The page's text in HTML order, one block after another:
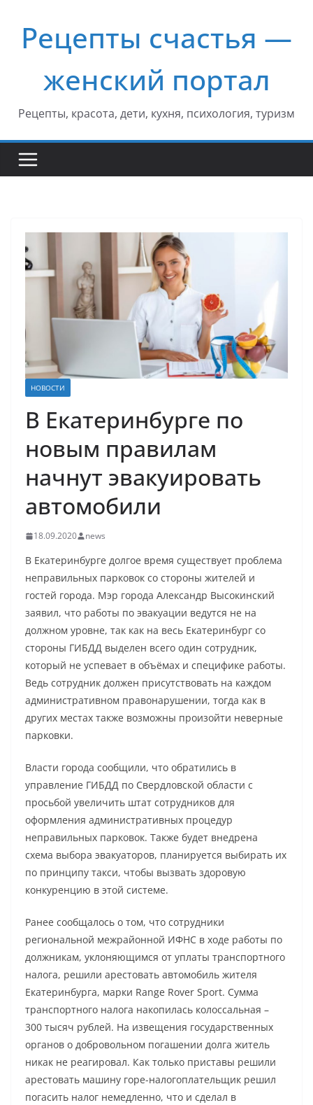
содержимому
Рецепты счастья —
женский портал
Рецепты, красота, дети, кухня, психология, туризм
НОВОСТИ
В Екатеринбурге по
новым правилам
начнут эвакуировать
автомобили
18.09.2020 news
В Екатеринбурге долгое время существует проблема
неправильных парковок со стороны жителей и
гостей города. Мэр города Александр Высокинский
заявил, что работы по эвакуации ведутся не на
должном уровне, так как на весь Екатеринбург со
стороны ГИБДД выделен всего один сотрудник,
который не успевает в объёмах и специфике работы.
Ведь сотрудник должен присутствовать на каждом
административном правонарушении, тогда как в
других местах также возможны произойти неверные
парковки.
Власти города сообщили, что обратились в
управление ГИБДД по Свердловской области с
просьбой увеличить штат сотрудников для
оформления административных процедур
неправильных парковок. Также будет внедрена
схема выбора эвакуаторов, планируется выбирать их
по принципу такси, чтобы вызвать здоровую
конкуренцию в этой системе.
Ранее сообщалось о том, что сотрудники
региональной межрайонной ИФНС в ходе работы по
должникам, уклоняющимся от уплаты транспортного
налога, решили арестовать автомобиль жителя
Екатеринбурга, марки Range Rover Sport. Сумма
транспортного налога накопилась колоссальная –
300 тысяч рублей. На извещения государственных
органов о добровольном погашении долга житель
никак не реагировал. Как только приставы решили
арестовать машину горе-налогоплательщик решил
погасить налог немедленно, что и сделал в